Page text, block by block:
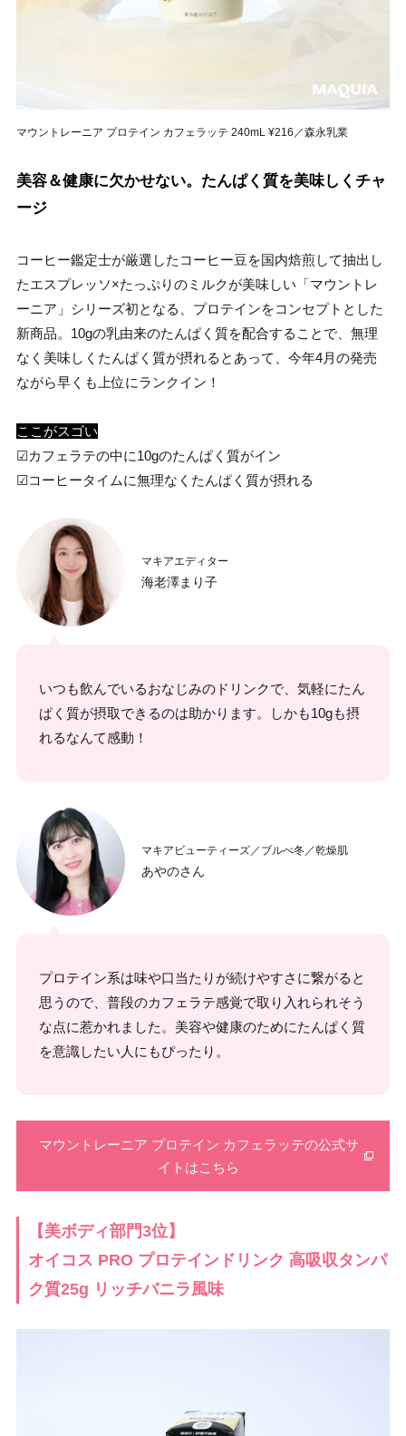
マウントレーニア プロテイン カフェラッテ 240mL ¥216／森永乳業
美容＆健康に欠かせない。たんぱく質を美味しくチャ
ージ
コーヒー鑑定士が厳選したコーヒー豆を国内焙煎して抽出し
たエスプレッソ×たっぷりのミルクが美味しい「マウントレ
ーニア」シリーズ初となる、プロテインをコンセプトとした
新商品。10gの乳由来のたんぱく質を配合することで、無理
なく美味しくたんぱく質が摂れるとあって、今年4月の発売
ながら早くも上位にランクイン！
ここがスゴい
☑カフェラテの中に10gのたんぱく質がイン
☑︎コーヒータイムに無理なくたんぱく質が摂れる
マキアエディター
海老澤まり子
いつも飲んでいるおなじみのドリンクで、気軽にたん
ぱく質が摂取できるのは助かります。しかも10gも摂
れるなんて感動！
マキアビューティーズ／ブルべ冬／乾燥肌
あやのさん
プロテイン系は味や口当たりが続けやすさに繋がると
思うので、普段のカフェラテ感覚で取り入れられそう
な点に惹かれました。美容や健康のためにたんぱく質
を意識したい人にもぴったり。
マウントレーニア プロテイン カフェラッテの公式サ
イトはこちら
【美ボディ部門3位】
オイコス PRO プロテインドリンク 高吸収タンパ
ク質25g リッチバニラ風味